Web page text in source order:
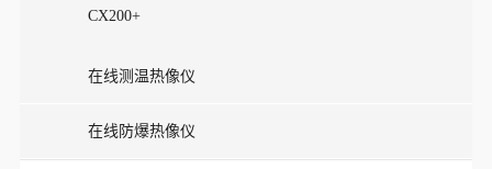
CX200+
在线测温热像仪
在线防爆热像仪